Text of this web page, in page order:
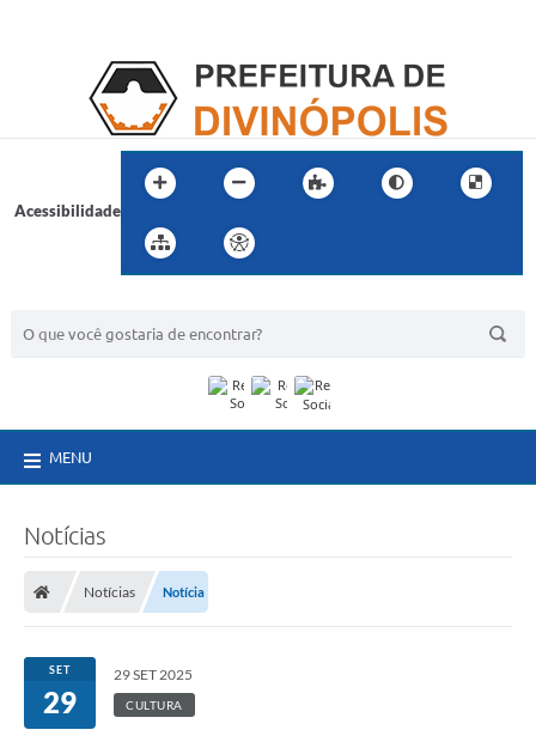
Acessibilidade
MENU
Notícias
Notícias Notícia
SET
29
29 SET 2025
CULTURA